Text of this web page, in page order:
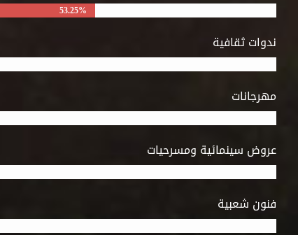
53.25%
ندوات ثقافية
مهرجانات
عروض سينمائية ومسرحيات
فنون شعبية